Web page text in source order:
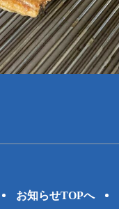
お知らせTOPへ